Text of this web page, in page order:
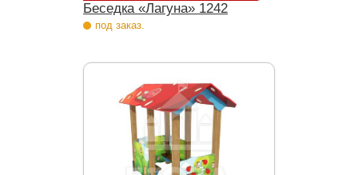
Беседка «Лагуна» 1242
под заказ.